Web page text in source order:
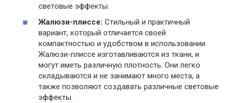
световые эффекты.
Жалюзи-плиссе: Стильный и практичный
вариант, который отличается своей
компактностью и удобством в использовании.
Жалюзи-плиссе изготавливаются из ткани, и
могут иметь различную плотность. Они легко
складываются и не занимают много места, а
также позволяют создавать различные световые
эффекты.